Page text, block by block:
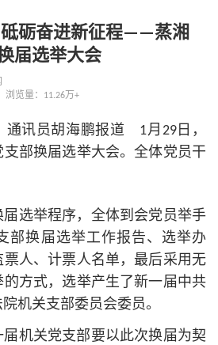
砺奋进新征程——蒸湘
届选举大会
浏览量：11.26万+
讯员胡海鹏报道 1月29日，
部换届选举大会。全体党员干
届选举程序，全体到会党员举手
部换届选举工作报告、选举办
人、计票人名单，最后采用无
方式，选举产生了新一届中共
机关支部委员会委员。
届机关党支部要以此次换届为契